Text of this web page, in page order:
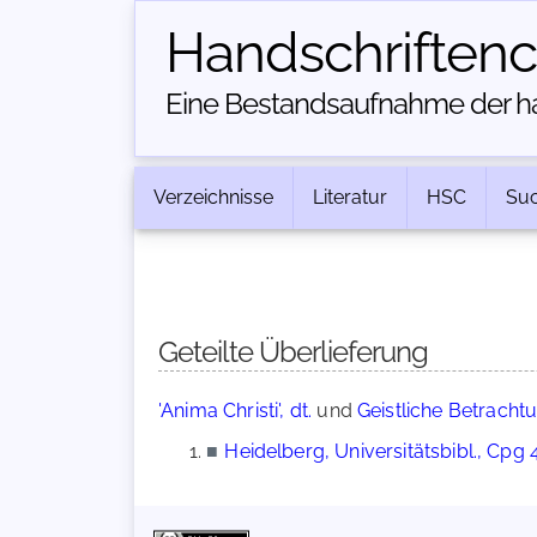
Eine Bestandsaufnahme der
Verzeichnisse Literatur HSC
Geteilte Überlieferung
'Anima Christi', dt. undGeistliche
■ Heidelberg, Universitätsbibl., Cpg